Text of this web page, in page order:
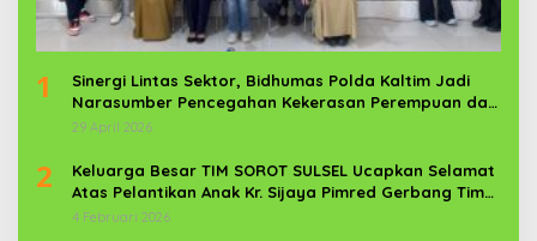
1
Sinergi Lintas Sektor, Bidhumas Polda Kaltim Jadi
Narasumber Pencegahan Kekerasan Perempuan dan
Anak
29 April 2026
2
Keluarga Besar TIM SOROT SULSEL Ucapkan Selamat
Atas Pelantikan Anak Kr. Sijaya Pimred Gerbang Timur
News Com Sebagai Prajurit TNI
4 Februari 2026